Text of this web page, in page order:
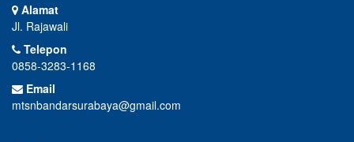
Alamat
Jl. Rajawali
Telepon
0858-3283-1168
Email
mtsnbandarsurabaya@gmail.com